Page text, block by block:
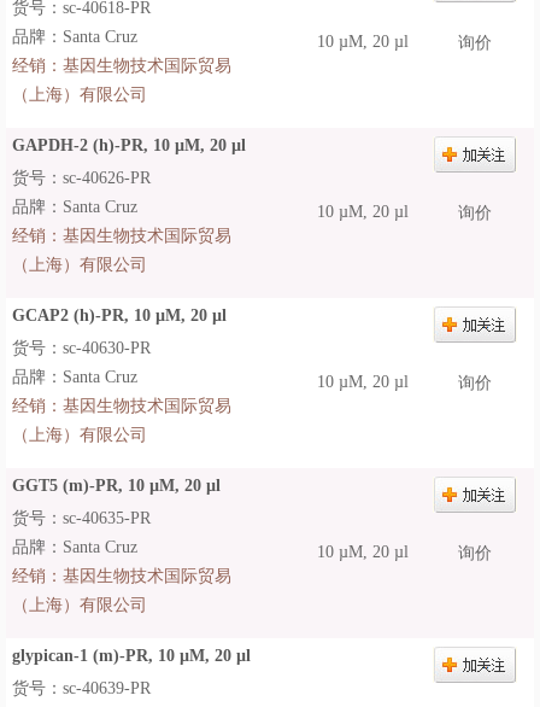
10 µM, 20 µl 询价
货号：sc-40618-PR
品牌：Santa Cruz
经销： 基因生物技术国际贸易
（上海）有限公司
GAPDH-2 (h)-PR, 10 µM, 20 µl
10 µM, 20 µl 询价
货号：sc-40626-PR
品牌：Santa Cruz
经销： 基因生物技术国际贸易
（上海）有限公司
GCAP2 (h)-PR, 10 µM, 20 µl
10 µM, 20 µl 询价
货号：sc-40630-PR
品牌：Santa Cruz
经销： 基因生物技术国际贸易
（上海）有限公司
GGT5 (m)-PR, 10 µM, 20 µl
10 µM, 20 µl 询价
货号：sc-40635-PR
品牌：Santa Cruz
经销： 基因生物技术国际贸易
（上海）有限公司
glypican-1 (m)-PR, 10 µM, 20 µl
货号：sc-40639-PR